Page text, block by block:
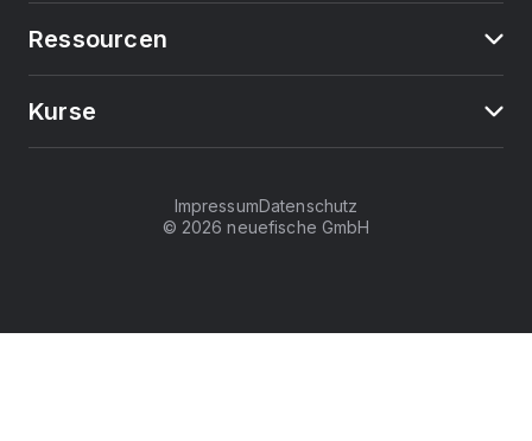
Ressourcen
Kurse
ImpressumDatenschutz
© 2026 neuefische GmbH